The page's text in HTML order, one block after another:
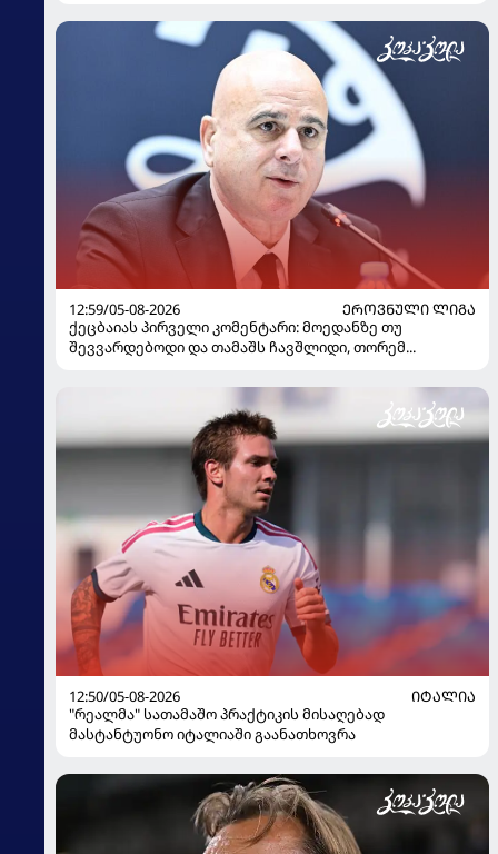
12:59/05-08-2026
ᲔᲠᲝᲕᲜᲣᲚᲘ ᲚᲘᲒᲐ
ქეცბაიას პირველი კომენტარი: მოედანზე თუ
შევვარდებოდი და თამაშს ჩავშლიდი, თორემ...
12:50/05-08-2026
ᲘᲢᲐᲚᲘᲐ
"რეალმა" სათამაშო პრაქტიკის მისაღებად
მასტანტუონო იტალიაში გაანათხოვრა